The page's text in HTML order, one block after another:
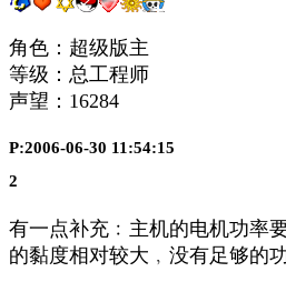
角色：超级版主
等级：总工程师
声望： 16284
P:2006-06-30 11:54:15
2
有一点补充﹕主机的电机功率
的黏度相对较大﹐没有足够的